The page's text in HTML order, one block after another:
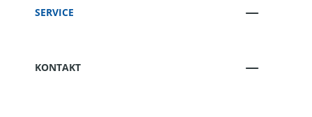
SERVICE
KONTAKT